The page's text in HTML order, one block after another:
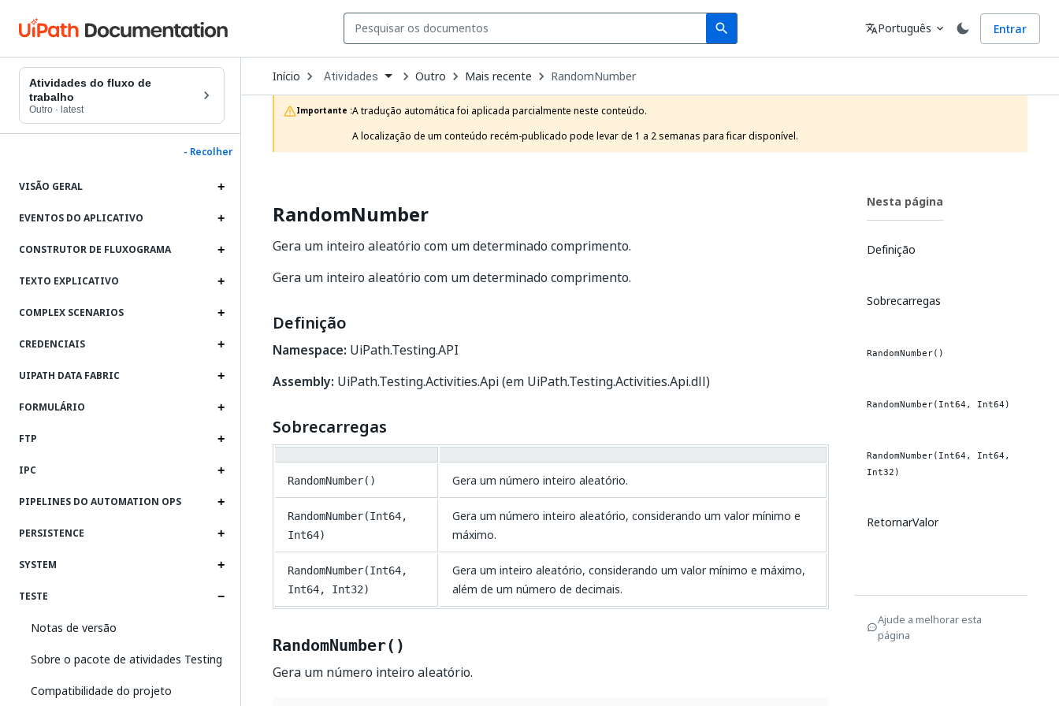
search
Search Idioma
translatePortuguês expand_more Entrar
Atividades do fluxo de
trabalho
Outro · latest
- Recolher
VISÃO GERAL
EVENTOS DO APLICATIVO
CONSTRUTOR DE FLUXOGRAMA
TEXTO EXPLICATIVO
COMPLEX SCENARIOS
CREDENCIAIS
UIPATH DATA FABRIC
FORMULÁRIO
FTP
IPC
PIPELINES DO AUTOMATION OPS
PERSISTENCE
SYSTEM
TESTE
Notas de versão
Sobre o pacote de atividades Testing
Compatibilidade do projeto
Início Open
Dropdown
to
choose
product
Atividades Outro Mais recente RandomNumber
Importante :A tradução automática foi aplicada parcialmente neste conteúdo.
A localização de um conteúdo recém-publicado pode levar de 1 a 2 semanas para ficar disponível.
RandomNumber
Gera um inteiro aleatório com um determinado comprimento.
Gera um inteiro aleatório com um determinado comprimento.
Definição
Namespace: UiPath.Testing.API
Assembly: UiPath.Testing.Activities.Api (em UiPath.Testing.Activities.Api.dll)
Sobrecarregas
RandomNumber() Gera um número inteiro aleatório.
RandomNumber(Int64,
Int64)
Gera um número inteiro aleatório, considerando um valor mínimo e
máximo.
RandomNumber(Int64,
Int64, Int32)
Gera um inteiro aleatório, considerando um valor mínimo e máximo,
além de um número de decimais.
RandomNumber()
Gera um número inteiro aleatório.
Nesta página
Definição
Sobrecarregas
RandomNumber()
RandomNumber(Int64, Int64)
RandomNumber(Int64, Int64,
Int32)
RetornarValor
Ajude a melhorar esta
página